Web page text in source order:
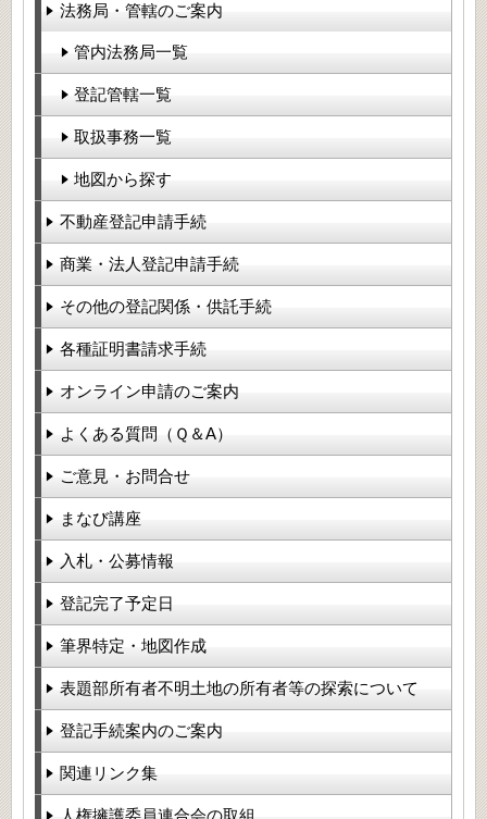
法務局・管轄のご案内
管内法務局一覧
登記管轄一覧
取扱事務一覧
地図から探す
不動産登記申請手続
商業・法人登記申請手続
その他の登記関係・供託手続
各種証明書請求手続
オンライン申請のご案内
よくある質問（Ｑ＆A）
ご意見・お問合せ
まなび講座
入札・公募情報
登記完了予定日
筆界特定・地図作成
表題部所有者不明土地の所有者等の探索について
登記手続案内のご案内
関連リンク集
人権擁護委員連合会の取組